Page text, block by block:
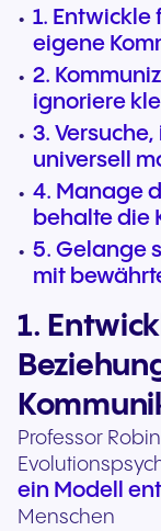
1.
eigene
2.
ignoriere
3.
universell
4. Manage
behalte die
5. Gelange
mit
1.
Professor
ein Modell
Menschen